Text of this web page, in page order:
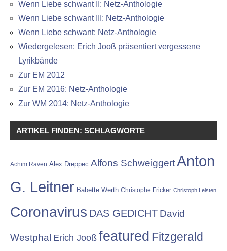
Wenn Liebe schwant II: Netz-Anthologie
Wenn Liebe schwant III: Netz-Anthologie
Wenn Liebe schwant: Netz-Anthologie
Wiedergelesen: Erich Jooß präsentiert vergessene
Lyrikbände
Zur EM 2012
Zur EM 2016: Netz-Anthologie
Zur WM 2014: Netz-Anthologie
ARTIKEL FINDEN: SCHLAGWORTE
Achim Raven Alex Dreppec Alfons SchweiggertAnton
G. Leitner Babette Werth Christophe Fricker Christoph Leisten
Coronavirus DAS GEDICHT David
Westphal Erich Jooß featured Fitzgerald